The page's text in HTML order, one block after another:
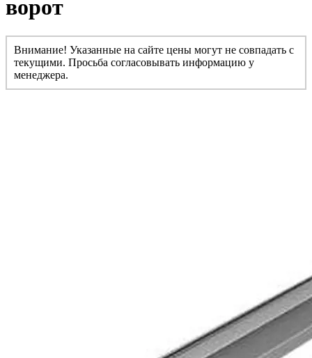
ворот
Внимание! Указанные на сайте цены могут не совпадать с
текущими. Просьба согласовывать информацию у
менеджера.